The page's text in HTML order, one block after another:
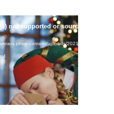
not supported or source(s) not
wp-content/uploads/2021/06/iStock-